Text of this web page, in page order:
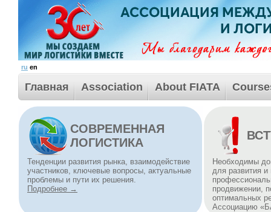
ru en
Главная Association About FIATA
СОВРЕМЕННАЯ
ЛОГИСТИКА
Тенденции развития рынка, взаимодействие
участников, ключевые вопросы, актуальные
проблемы и пути их решения.
Подробнее →
Необходимы
для развития
продвижении,
оптимальных
Ассоциацию